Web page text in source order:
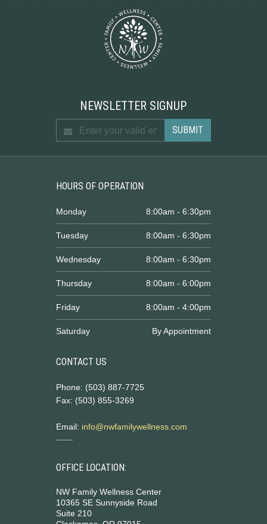
NEWSLETTER SIGNUP
HOURS OF OPERATION
Monday 8:00am - 6:30pm
Tuesday 8:00am - 6:30pm
Wednesday 8:00am - 6:30pm
Thursday 8:00am - 6:00pm
Friday 8:00am - 4:00pm
Saturday By Appointment
CONTACT US
Phone: (503) 887-7725
Fax: (503) 855-3269
Email: info@nwfamilywellness.com
OFFICE LOCATION:
NW Family Wellness Center
10365 SE Sunnyside Road
Suite 210